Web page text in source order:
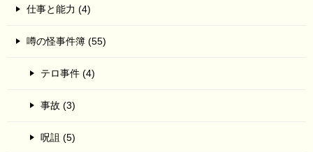
仕事と能力 (4)
噂の怪事件簿 (55)
テロ事件 (4)
事故 (3)
呪詛 (5)